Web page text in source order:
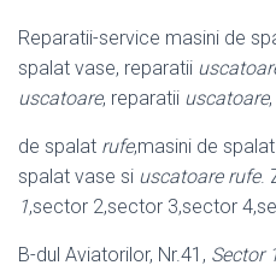
Reparatii-service masini de
spalat vase, reparatii
uscatoare, reparatii uscatoare
de spalat rufe,masini de
spalat vase si uscatoare rufe.
1,sector 2,sector 3,sector
B-dul Aviatorilor, Nr.41, Sector